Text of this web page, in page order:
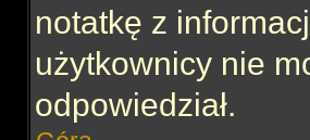
notatkę z
użytkownicy nie
odpowiedział.